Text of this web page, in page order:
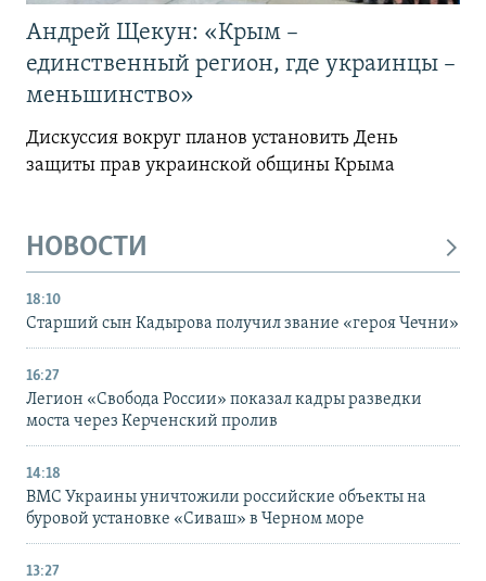
Андрей Щекун: «Крым –
единственный регион, где украинцы –
меньшинство»
Дискуссия вокруг планов установить День
защиты прав украинской общины Крыма
НОВОСТИ
18:10
Старший сын Кадырова получил звание «героя Чечни»
16:27
Легион «Свобода России» показал кадры разведки
моста через Керченский пролив
14:18
ВМС Украины уничтожили российские объекты на
буровой установке «Сиваш» в Черном море
13:27